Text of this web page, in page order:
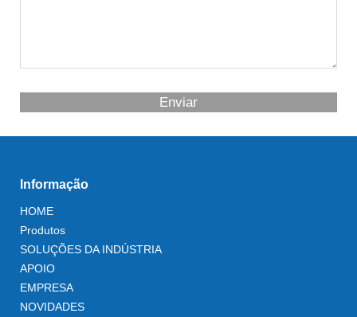
Enviar
Informação
HOME
Produtos
SOLUÇÕES DA INDÚSTRIA
APOIO
EMPRESA
NOVIDADES